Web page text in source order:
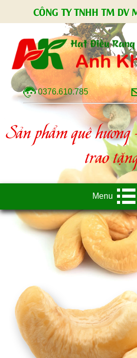
CÔNG TY TNHH TM DV
0376.610.785
Sản phẩm quê
trao
Menu